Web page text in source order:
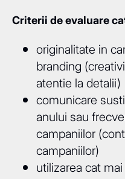
Criterii de evaluare
originalitate in
branding
atentie la detalii)
comunicare
anului sau
campaniilor
campaniilor)
utilizarea cat